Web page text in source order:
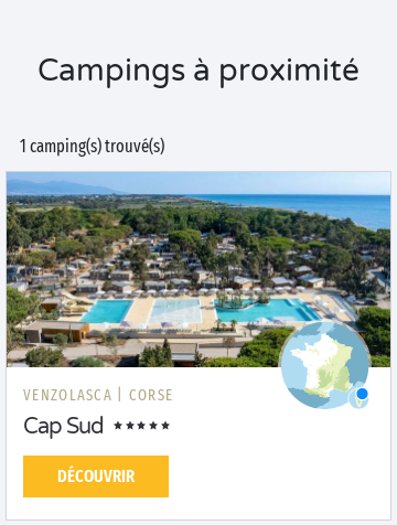
Campings à proximité
1 camping(s) trouvé(s)
VENZOLASCA | CORSE
Cap Sud
DÉCOUVRIR